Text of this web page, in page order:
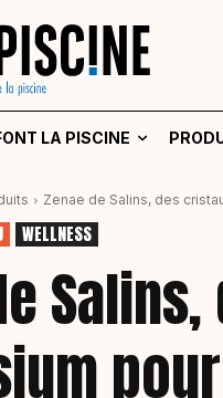
LA PISCINE
Zenae de Salins, des
WELLNESS